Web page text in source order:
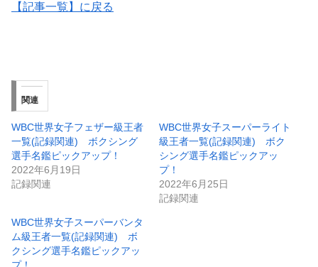
【記事一覧】に戻る
関連
WBC世界女子フェザー級王者
一覧(記録関連) ボクシング
選手名鑑ピックアップ！
2022年6月19日
記録関連
WBC世界女子スーパーライト
級王者一覧(記録関連) ボク
シング選手名鑑ピックアッ
プ！
2022年6月25日
記録関連
WBC世界女子スーパーバンタ
ム級王者一覧(記録関連) ボ
クシング選手名鑑ピックアッ